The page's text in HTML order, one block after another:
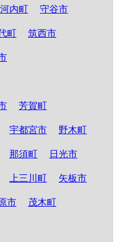
河内町 守谷市
町 筑西市
芳賀町
宇都宮市 野木町
那須町 日光市
上三川町 矢板市
市 茂木町